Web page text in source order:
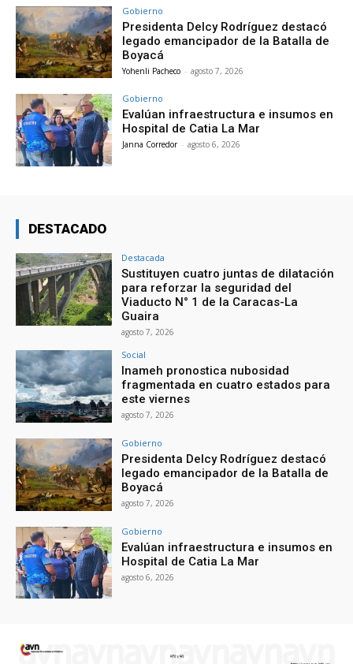
Gobierno
Presidenta Delcy Rodríguez destacó
legado emancipador de la Batalla de
Boyacá
Yohenli Pacheco - agosto 7, 2026
Gobierno
Evalúan infraestructura e insumos en
Hospital de Catia La Mar
Janna Corredor - agosto 6, 2026
DESTACADO
Destacada
Sustituyen cuatro juntas de dilatación
para reforzar la seguridad del
Viaducto N° 1 de la Caracas-La
Guaira
agosto 7, 2026
Social
Inameh pronostica nubosidad
fragmentada en cuatro estados para
este viernes
agosto 7, 2026
Gobierno
Presidenta Delcy Rodríguez destacó
legado emancipador de la Batalla de
Boyacá
agosto 7, 2026
Gobierno
Evalúan infraestructura e insumos en
Hospital de Catia La Mar
agosto 6, 2026